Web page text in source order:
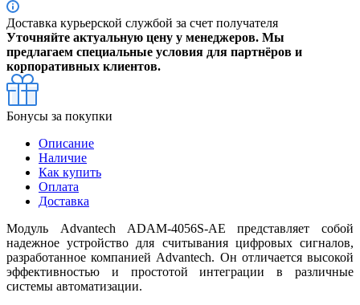
Доставка курьерской службой за счет получателя
Уточняйте актуальную цену у менеджеров. Мы
предлагаем специальные условия для партнёров и
корпоративных клиентов.
Бонусы за покупки
Описание
Наличие
Как купить
Оплата
Доставка
Модуль Advantech ADAM-4056S-AE представляет собой
надежное устройство для считывания цифровых сигналов,
разработанное компанией Advantech. Он отличается высокой
эффективностью и простотой интеграции в различные
системы автоматизации.